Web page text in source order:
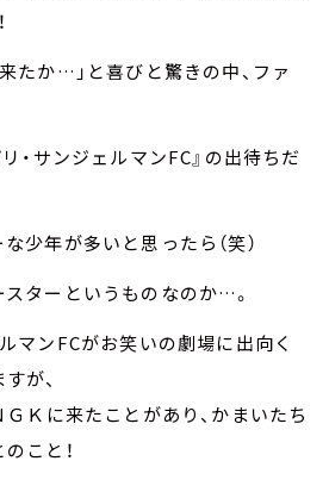
たか…」と喜びと驚きの中、ファ
リ・サンジェルマンFC』の出待ちだ
少年が多いと思ったら（笑）
ターというものなのか…。
マンFCがお笑いの劇場に出向く
が、
Ｋに来たことがあり、かまいたち
こと！